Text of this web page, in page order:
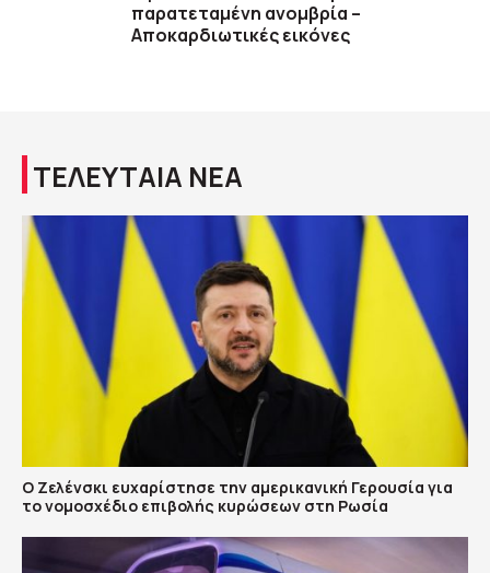
παρατεταμένη ανομβρία –
Αποκαρδιωτικές εικόνες
ΤΕΛΕΥΤΑΙΑ ΝΕΑ
Ο Ζελένσκι ευχαρίστησε την αμερικανική Γερουσία για
το νομοσχέδιο επιβολής κυρώσεων στη Ρωσία